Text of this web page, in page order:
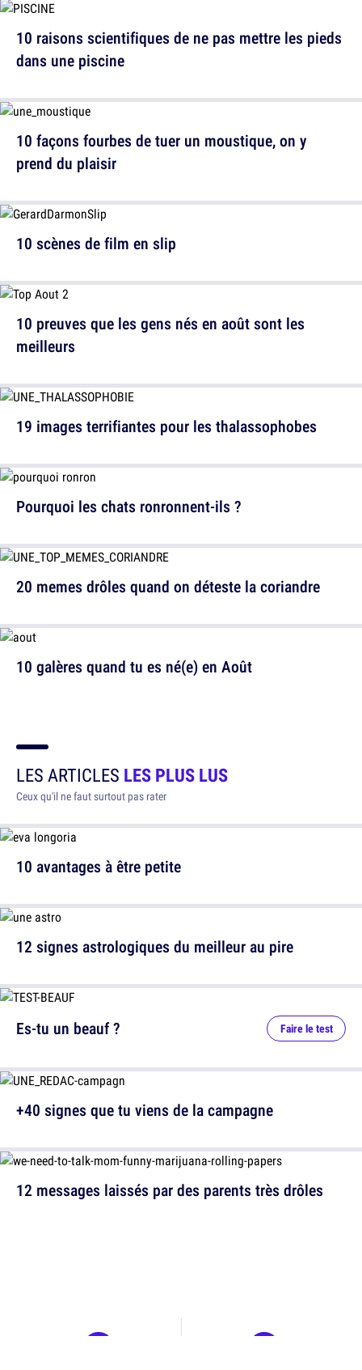
10 raisons scientifiques de ne pas mettre les pieds
dans une piscine
10 scènes de film en slip
19 images terrifiantes pour les thalassophobes
20 memes drôles quand on déteste la coriandre
10 façons fourbes de tuer un moustique, on y
prend du plaisir
10 preuves que les gens nés en août sont les
meilleurs
Pourquoi les chats ronronnent-ils ?
10 galères quand tu es né(e) en Août
LES ARTICLES LES PLUS LUS
Ceux qu'il ne faut surtout pas rater
10 avantages à être petite
12 signes astrologiques du meilleur au pire
12 messages laissés par des parents très drôles
Es-tu un beauf ? Faire le test
+40 signes que tu viens de la campagne